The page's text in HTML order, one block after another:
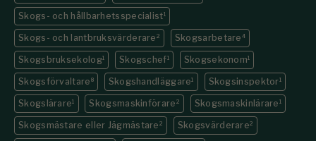
Skogs- och hållbarhetsspecialist1
Skogs- och lantbruksvärderare 2 Skogsarbetare 4
Skogsbruksekolog1 Skogschef1 Skogsekonom1
Skogsförvaltare 8 Skogshandläggare1 Skogsinspektor1
Skogslärare1 Skogsmaskinförare 2 Skogsmaskinlärare 1
Skogsmästare eller Jägmästare 2 Skogsvärderare2